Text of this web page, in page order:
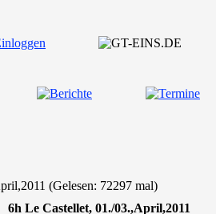
(Gelesen: 72297 mal)
6h Le Castellet, 01./03.,April,2011